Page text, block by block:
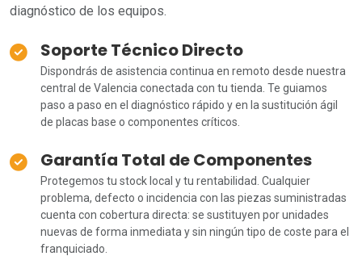
diagnóstico de los equipos.
Soporte Técnico Directo
Dispondrás de asistencia continua en remoto desde nuestra
central de Valencia conectada con tu tienda. Te guiamos
paso a paso en el diagnóstico rápido y en la sustitución ágil
de placas base o componentes críticos.
Garantía Total de Componentes
Protegemos tu stock local y tu rentabilidad. Cualquier
problema, defecto o incidencia con las piezas suministradas
cuenta con cobertura directa: se sustituyen por unidades
nuevas de forma inmediata y sin ningún tipo de coste para el
franquiciado.